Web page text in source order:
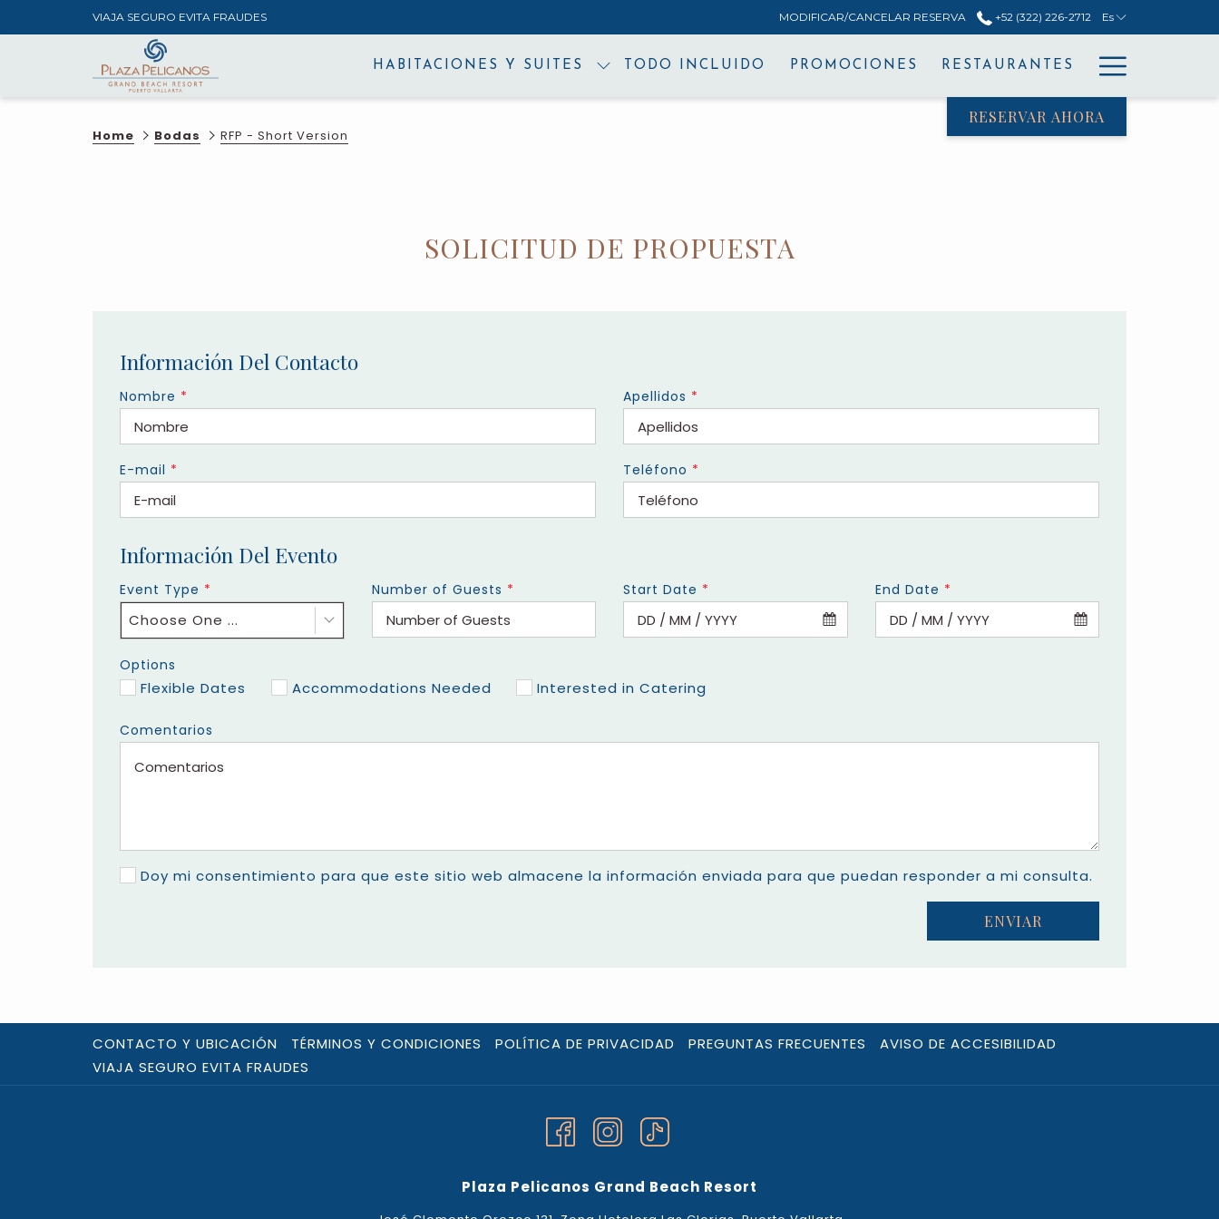
VIAJA SEGURO EVITA FRAUDES MODIFICAR/CANCELAR RESERVA +52 (322) 226-2712 Es
HABITACIONES Y SUITES TODO INCLUIDO PROMOCIONES RESTAURANTES
Menu
RESERVAR AHORA
Home Bodas RFP - Short Version
SOLICITUD DE PROPUESTA
Información Del Contacto
Nombre * Apellidos *
E-mail * Teléfono *
Información Del Evento
Event Type *
Choose One ...
Number of Guests * Start Date * End Date *
Options
Flexible Dates Accommodations Needed Interested in Catering
Comentarios
Doy mi consentimiento para que este sitio web almacene la información enviada para que puedan responder a mi consulta.
ENVIAR
CONTACTO Y UBICACIÓN TÉRMINOS Y CONDICIONES POLÍTICA DE PRIVACIDAD PREGUNTAS FRECUENTES
AVISO DE ACCESIBILIDAD
VIAJA SEGURO EVITA FRAUDES
Plaza Pelicanos Grand Beach Resort